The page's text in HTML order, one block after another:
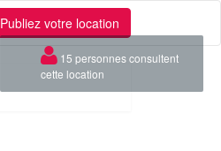
Publiez votre location
×
15 personnes consultent
cette location